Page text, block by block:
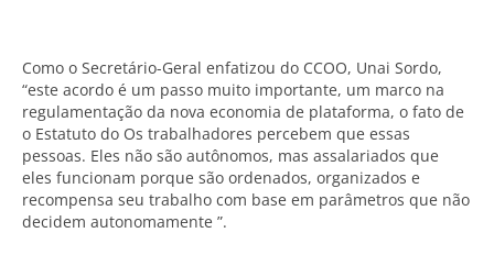
Como o Secretário-Geral enfatizou do CCOO, Unai Sordo,
“este acordo é um passo muito importante, um marco na
regulamentação da nova economia de plataforma, o fato de
o Estatuto do Os trabalhadores percebem que essas
pessoas. Eles não são autônomos, mas assalariados que
eles funcionam porque são ordenados, organizados e
recompensa seu trabalho com base em parâmetros que não
decidem autonomamente ”.